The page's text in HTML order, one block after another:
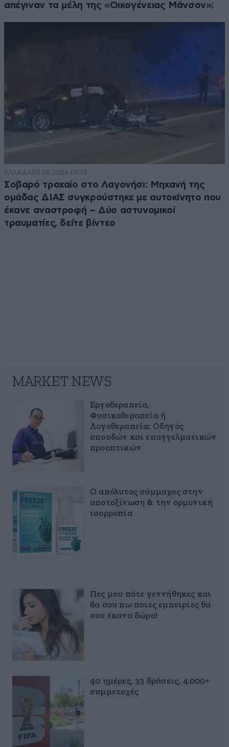
απέγιναν τα μέλη της «Οικογένειας Μάνσον»;
ΕΛΛΑΔΑ09·08·2026 00:15
Σοβαρό τροχαίο στο Λαγονήσι: Μηχανή της
ομάδας ΔΙΑΣ συγκρούστηκε με αυτοκίνητο που
έκανε αναστροφή – Δύο αστυνομικοί
τραυματίες, δείτε βίντεο
MARKET NEWS
Εργοθεραπεία,
Φυσικοθεραπεία ή
Λογοθεραπεία; Οδηγός
σπουδών και επαγγελματικών
προοπτικών
Ο απόλυτος σύμμαχος στην
αποτοξίνωση & την ορμονική
ισορροπία
Πες μου πότε γεννήθηκες και
θα σου πω ποιες εμπειρίες θα
σου έκανα δώρο!
40 ημέρες, 33 δράσεις, 4.000+
συμμετοχές